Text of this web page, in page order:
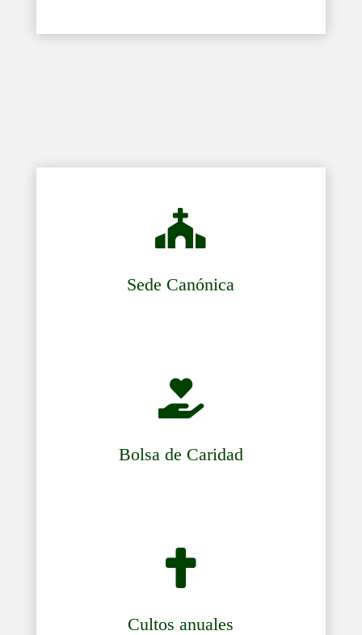

Sede Canónica

Bolsa de Caridad

Cultos anuales